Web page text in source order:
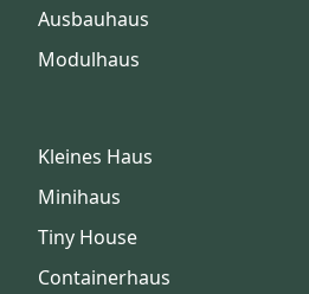
Ausbauhaus
Modulhaus
Kleines Haus
Minihaus
Tiny House
Containerhaus